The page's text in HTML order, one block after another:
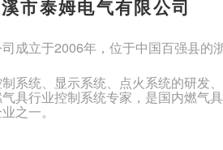
市泰姆电气有限公司
成立于2006年，位于中国百强县的
系统、显示系统、点火系统的研发
具行业控制系统专家，是国内燃气
之一。